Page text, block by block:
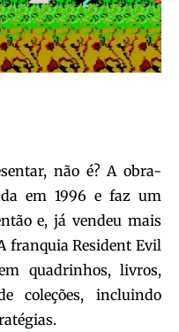
não é? A obra-
em 1996 e faz um
e, já vendeu mais
franquia Resident Evil
quadrinhos, livros,
coleções, incluindo